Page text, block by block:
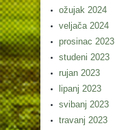
ožujak 2024
veljača 2024
prosinac 2023
studeni 2023
rujan 2023
lipanj 2023
svibanj 2023
travanj 2023